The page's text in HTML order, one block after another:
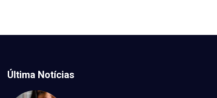
Última Notícias